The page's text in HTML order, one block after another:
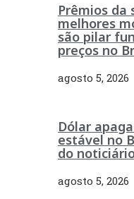
Prêmios da
melhores
são pilar
preços no
agosto 5, 2026
Dólar
estável no
do
agosto 5, 2026